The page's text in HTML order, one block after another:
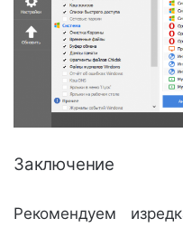
Заключение
Рекомендуем